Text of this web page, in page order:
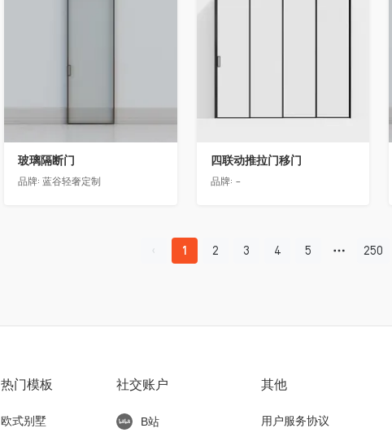
玻璃隔断门
品牌: 蓝谷轻奢定制
四联动推拉门移门
品牌: -
1 2 3 4 5 250
热门模板
欧式别墅
社交账户
B站
其他
用户服务协议